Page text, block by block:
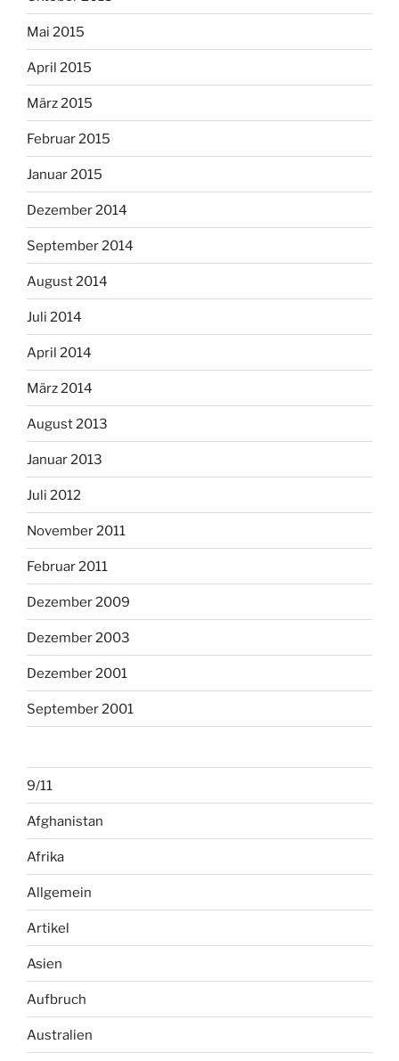
Mai 2015
April 2015
März 2015
Februar 2015
Januar 2015
Dezember 2014
September 2014
August 2014
Juli 2014
April 2014
März 2014
August 2013
Januar 2013
Juli 2012
November 2011
Februar 2011
Dezember 2009
Dezember 2003
Dezember 2001
September 2001
9/11
Afghanistan
Afrika
Allgemein
Artikel
Asien
Aufbruch
Australien